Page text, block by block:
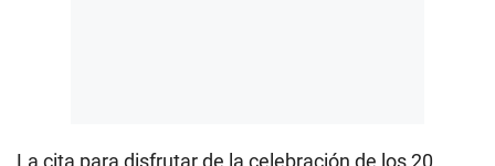
La cita para disfrutar de la celebración de los 20